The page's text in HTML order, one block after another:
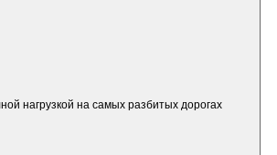
нагрузкой на самых разбитых дорогах